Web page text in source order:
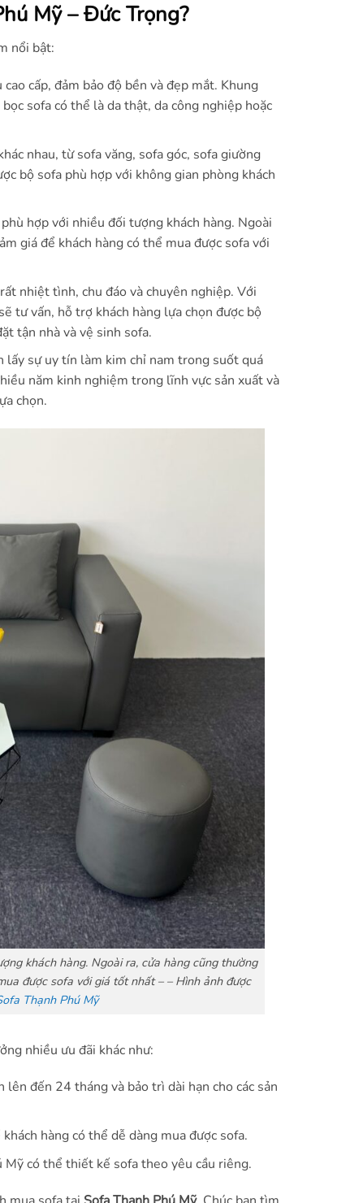
Mỹ – Đức Trọng?
nổi bật:
cấp, đảm bảo độ bền và đẹp mắt. Khung
sofa có thể là da thật, da công nghiệp hoặc
nhau, từ sofa văng, sofa góc, sofa giường
bộ sofa phù hợp với không gian phòng khách
hợp với nhiều đối tượng khách hàng. Ngoài
giá để khách hàng có thể mua được sofa với
nhiệt tình, chu đáo và chuyên nghiệp. Với
tư vấn, hỗ trợ khách hàng lựa chọn được bộ
tận nhà và vệ sinh sofa.
sự uy tín làm kim chỉ nam trong suốt quá
năm kinh nghiệm trong lĩnh vực sản xuất và
chọn.
khách hàng. Ngoài ra, cửa hàng cũng thường
được sofa với giá tốt nhất – – Hình ảnh được
Thạnh Phú Mỹ
nhiều ưu đãi khác như:
lên đến 24 tháng và bảo trì dài hạn cho các sản
hàng có thể dễ dàng mua được sofa.
Mỹ có thể thiết kế sofa theo yêu cầu riêng.